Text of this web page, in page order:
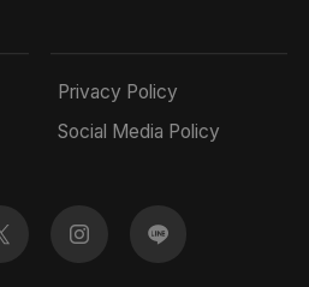
Privacy Policy
Social Media Policy